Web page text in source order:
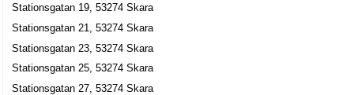
Stationsgatan 19, 53274 Skara
Stationsgatan 21, 53274 Skara
Stationsgatan 23, 53274 Skara
Stationsgatan 25, 53274 Skara
Stationsgatan 27, 53274 Skara